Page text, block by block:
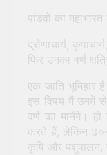
पांडवों का
द्रोणाचार्य,
फिर उनका वर्ण
एक जाति
इस विषय में उनमें से
वर्ण का मानेंगे।
करते हैं, लेकिन ७०-
कृषि और पशुपालन,